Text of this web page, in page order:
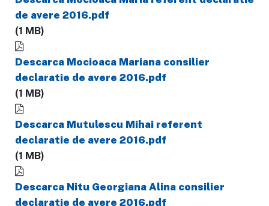
de avere 2016.pdf
(1 MB)
Descarca Mocioaca Mariana consilier
declaratie de avere 2016.pdf
(1 MB)
Descarca Mutulescu Mihai referent
declaratie de avere 2016.pdf
(1 MB)
Descarca Nitu Georgiana Alina consilier
declaratie de avere 2016.pdf